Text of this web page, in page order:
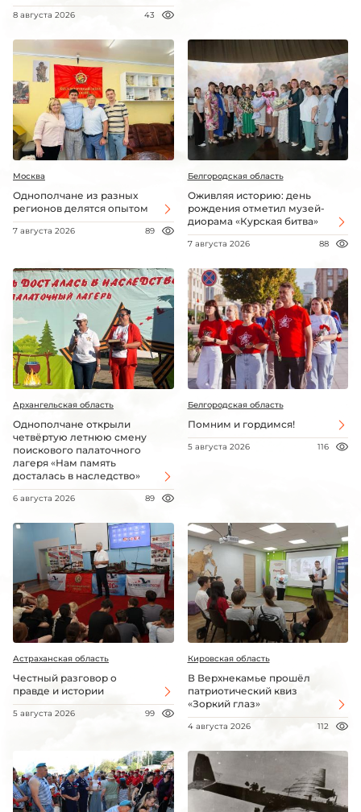
8 августа 2026 43
Москва
Однополчане из разных
регионов делятся опытом
7 августа 2026 89
Белгородская область
Оживляя историю: день
рождения отметил музей-
диорама «Курская битва»
7 августа 2026 88
Архангельская область
Однополчане открыли
четвёртую летнюю смену
поискового палаточного
лагеря «Нам память
досталась в наследство»
6 августа 2026 89
Белгородская область
Помним и гордимся!
5 августа 2026 116
Астраханская область
Честный разговор о
правде и истории
5 августа 2026 99
Кировская область
В Верхнекамье прошёл
патриотический квиз
«Зоркий глаз»
4 августа 2026 112